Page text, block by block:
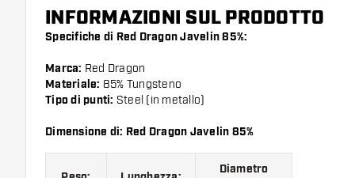
INFORMAZIONI SUL PRODOTTO
Specifiche di Red Dragon Javelin 85%:
Marca: Red Dragon
Materiale: 85% Tungsteno
Tipo di punti: Steel (in metallo)
Dimensione di: Red Dragon Javelin 85%
Diametro